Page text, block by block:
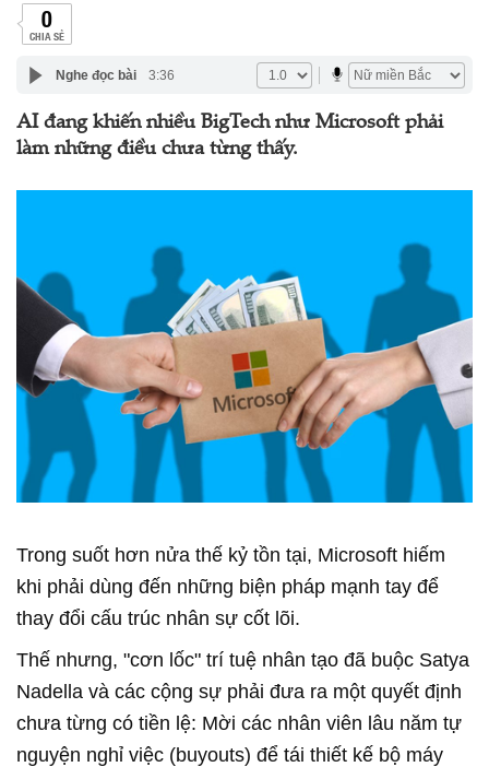
0
CHIA SẺ
Nghe đọc bài 3:36
AI đang khiến nhiều BigTech như Microsoft phải
làm những điều chưa từng thấy.
Trong suốt hơn nửa thế kỷ tồn tại, Microsoft hiếm
khi phải dùng đến những biện pháp mạnh tay để
thay đổi cấu trúc nhân sự cốt lõi.
Thế nhưng, "cơn lốc" trí tuệ nhân tạo đã buộc Satya
Nadella và các cộng sự phải đưa ra một quyết định
chưa từng có tiền lệ: Mời các nhân viên lâu năm tự
nguyện nghỉ việc (buyouts) để tái thiết kế bộ máy